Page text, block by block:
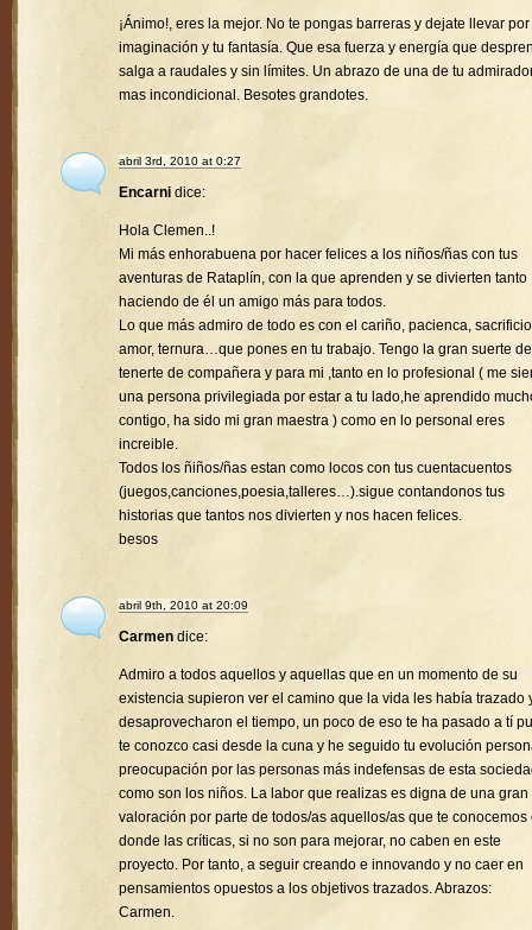
¡Ánimo!, eres la mejor. No te pongas barreras y dejate llevar por
imaginación y tu fantasía. Que esa fuerza y energía que
salga a raudales y sin límites. Un abrazo de una de tu
mas incondicional. Besotes grandotes.
abril 3rd, 2010 at 0:27
Encarni dice:
Hola Clemen..!
Mi más enhorabuena por hacer felices a los niños/ñas con tus
aventuras de Rataplín, con la que aprenden y se divierten tanto
haciendo de él un amigo más para todos.
Lo que más admiro de todo es con el cariño, pacienca,
amor, ternura…que pones en tu trabajo. Tengo la gran suerte de
tenerte de compañera y para mi ,tanto en lo profesional ( me
una persona privilegiada por estar a tu lado,he aprendido
contigo, ha sido mi gran maestra ) como en lo personal eres
increible.
Todos los ñiños/ñas estan como locos con tus cuentacuentos
(juegos,canciones,poesia,talleres…).sigue contandonos tus
historias que tantos nos divierten y nos hacen felices.
besos
abril 9th, 2010 at 20:09
Carmen dice:
Admiro a todos aquellos y aquellas que en un momento de su
existencia supieron ver el camino que la vida les había trazado
desaprovecharon el tiempo, un poco de eso te ha pasado a tí
te conozco casi desde la cuna y he seguido tu evolución
preocupación por las personas más indefensas de esta
como son los niños. La labor que realizas es digna de una gran
valoración por parte de todos/as aquellos/as que te conocemos
donde las críticas, si no son para mejorar, no caben en este
proyecto. Por tanto, a seguir creando e innovando y no caer en
pensamientos opuestos a los objetivos trazados. Abrazos:
Carmen.